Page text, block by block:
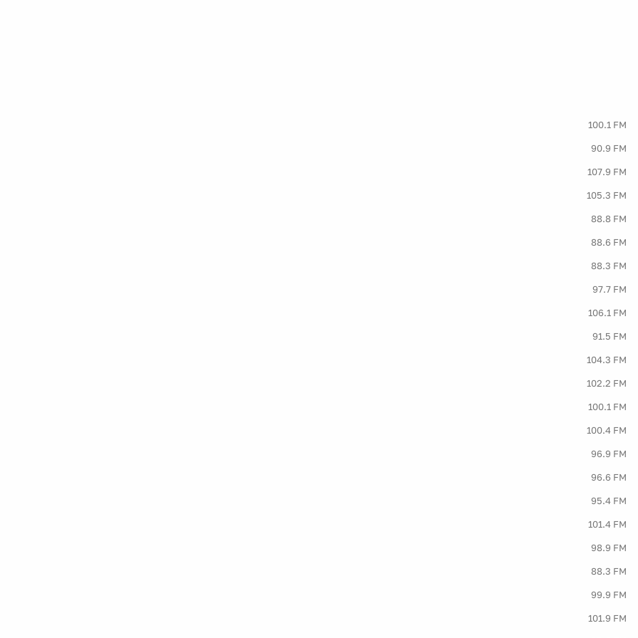
100.1 FM
90.9 FM
107.9 FM
105.3 FM
88.8 FM
88.6 FM
88.3 FM
97.7 FM
106.1 FM
91.5 FM
104.3 FM
102.2 FM
100.1 FM
100.4 FM
96.9 FM
96.6 FM
95.4 FM
101.4 FM
98.9 FM
88.3 FM
99.9 FM
101.9 FM